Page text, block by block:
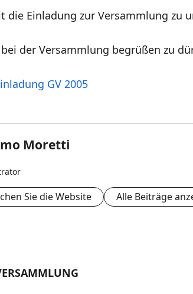
die Einladung zur Versammlung zu
der Versammlung begrüßen zu
GV 2005
Moretti
Sie die Website Alle Beiträge